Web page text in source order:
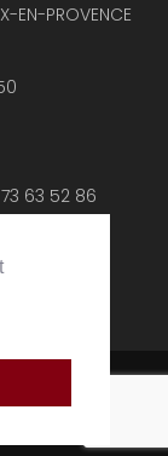
PROVENCE
63 52 86
Net –
légales